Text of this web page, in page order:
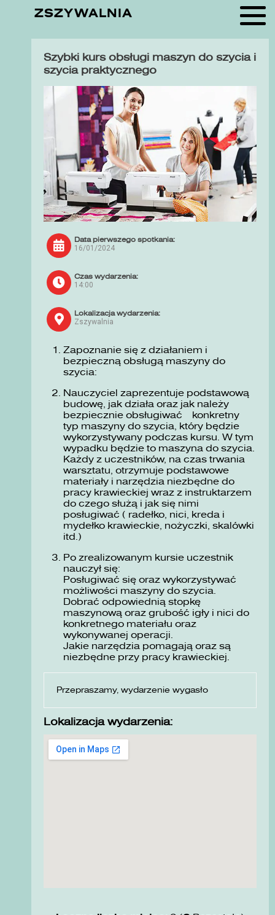
ZSZYWALNIA
Szybki kurs obsługi maszyn do szycia i
szycia praktycznego
Data pierwszego spotkania:
16/01/2024
Czas wydarzenia:
14:00
Lokalizacja wydarzenia:
Zszywalnia
Zapoznanie się z działaniem i
bezpieczną obsługą maszyny do
szycia:
Nauczyciel zaprezentuje podstawową
budowę, jak działa oraz jak należy
bezpiecznie obsługiwać konkretny
typ maszyny do szycia, który będzie
wykorzystywany podczas kursu. W tym
wypadku będzie to maszyna do szycia.
Każdy z uczestników, na czas trwania
warsztatu, otrzymuje podstawowe
materiały i narzędzia niezbędne do
pracy krawieckiej wraz z instruktarzem
do czego służą i jak się nimi
posługiwać ( radełko, nici, kreda i
mydełko krawieckie, nożyczki, skalówki
itd.)
Po zrealizowanym kursie uczestnik
nauczył się:
Posługiwać się oraz wykorzystywać
możliwości maszyny do szycia.
Dobrać odpowiednią stopkę
maszynową oraz grubość igły i nici do
konkretnego materiału oraz
wykonywanej operacji.
Jakie narzędzia pomagają oraz są
niezbędne przy pracy krawieckiej.
Przepraszamy, wydarzenie wygasło
Lokalizacja wydarzenia: